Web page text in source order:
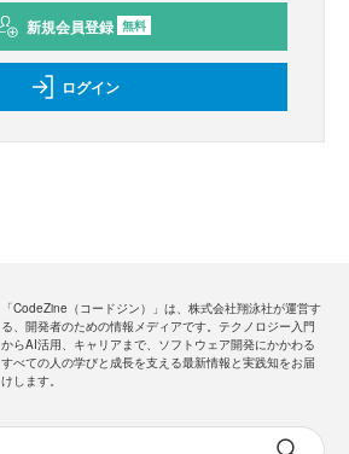
新規会員登録 無料
ログイン
「CodeZine（コードジン）」は、株式会社翔泳社が運営す
る、開発者のための情報メディアです。テクノロジー入門
からAI活用、キャリアまで、ソフトウェア開発にかかわる
すべての人の学びと成長を支える最新情報と実践知をお届
けします。